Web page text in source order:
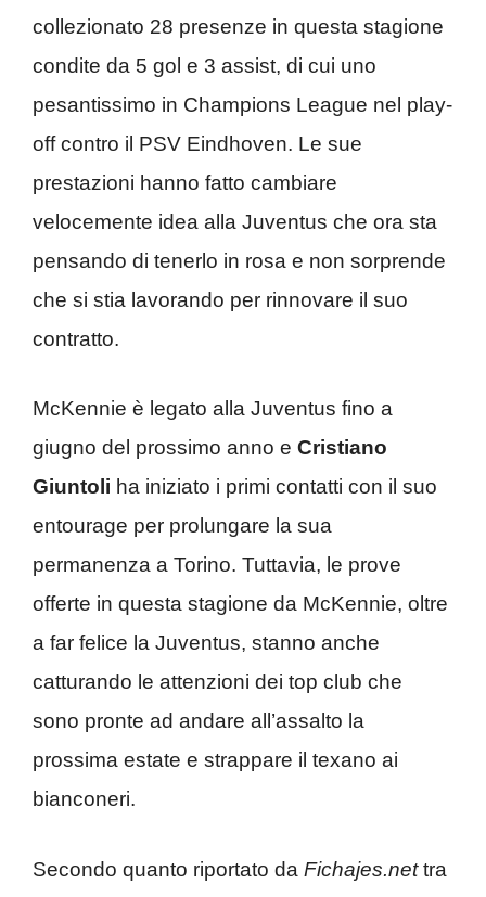
collezionato 28 presenze in questa stagione
condite da 5 gol e 3 assist, di cui uno
pesantissimo in Champions League nel play-
off contro il PSV Eindhoven. Le sue
prestazioni hanno fatto cambiare
velocemente idea alla Juventus che ora sta
pensando di tenerlo in rosa e non sorprende
che si stia lavorando per rinnovare il suo
contratto.
McKennie è legato alla Juventus fino a
giugno del prossimo anno e Cristiano
Giuntoli ha iniziato i primi contatti con il suo
entourage per prolungare la sua
permanenza a Torino. Tuttavia, le prove
offerte in questa stagione da McKennie, oltre
a far felice la Juventus, stanno anche
catturando le attenzioni dei top club che
sono pronte ad andare all’assalto la
prossima estate e strappare il texano ai
bianconeri.
Secondo quanto riportato da Fichajes.nettra